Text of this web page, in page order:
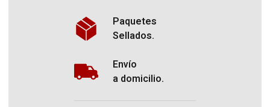
Paquetes
Sellados.
Envío
a domicilio.